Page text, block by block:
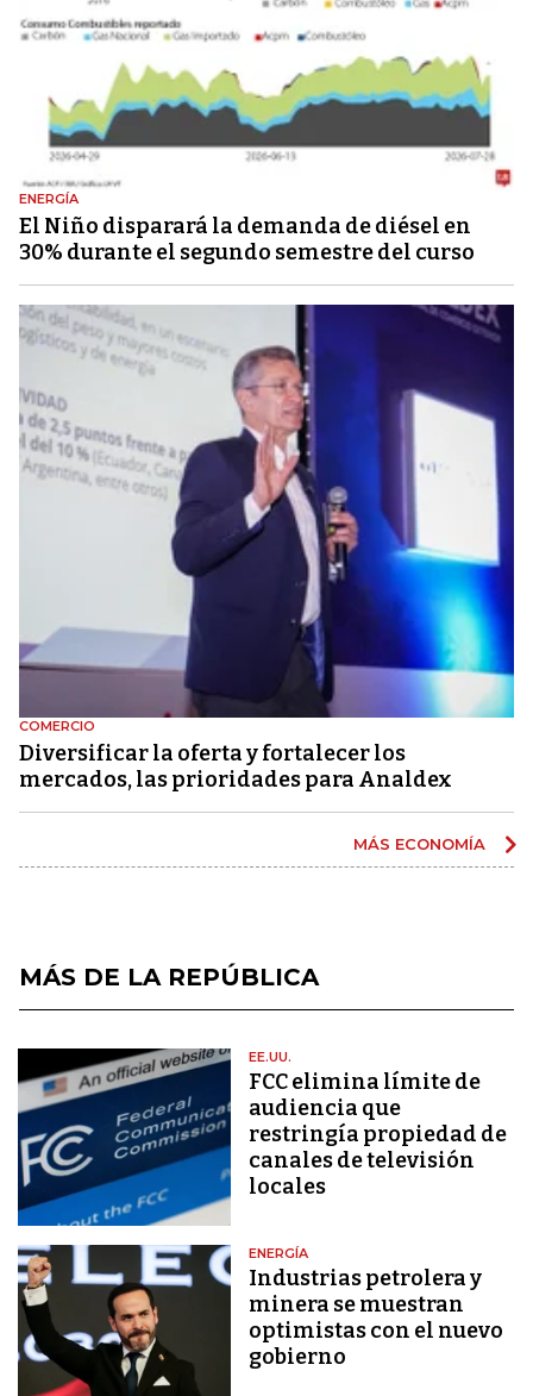
ENERGÍA
El Niño disparará la demanda de diésel en
30% durante el segundo semestre del curso
COMERCIO
Diversificar la oferta y fortalecer los
mercados, las prioridades para Analdex
MÁS ECONOMÍA
MÁS DE LA REPÚBLICA
EE.UU.
FCC elimina límite de
audiencia que
restringía propiedad de
canales de televisión
locales
ENERGÍA
Industrias petrolera y
minera se muestran
optimistas con el nuevo
gobierno